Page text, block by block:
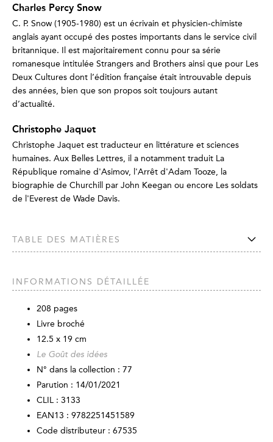
Charles Percy Snow
C. P. Snow (1905-1980) est un écrivain et physicien-chimiste
anglais ayant occupé des postes importants dans le service civil
britannique. Il est majoritairement connu pour sa série
romanesque intitulée Strangers and Brothers ainsi que pour Les
Deux Cultures dont l’édition française était introuvable depuis
des années, bien que son propos soit toujours autant
d’actualité.
Christophe Jaquet
Christophe Jaquet est traducteur en littérature et sciences
humaines. Aux Belles Lettres, il a notamment traduit La
République romaine d'Asimov, l'Arrêt d'Adam Tooze, la
biographie de Churchill par John Keegan ou encore Les soldats
de l'Everest de Wade Davis.
TABLE DES MATIÈRES
INFORMATIONS DÉTAILLÉE
208 pages
Livre broché
12.5 x 19 cm
Le Goût des idées
N° dans la collection : 77
Parution : 14/01/2021
CLIL : 3133
EAN13 : 9782251451589
Code distributeur : 67535